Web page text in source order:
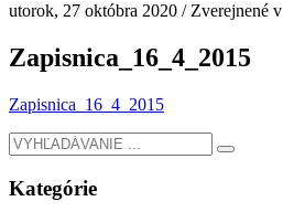
utorok, 27 októbra 2020 / Zverejnené v
Zapisnica_16_4_2015
Zapisnica_16_4_2015
Kategórie